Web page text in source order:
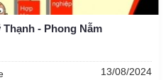
- Phong Nẫm
13/08/2024